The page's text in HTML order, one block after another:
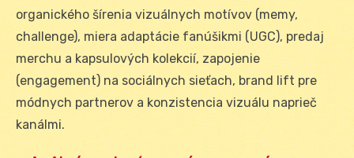
organického šírenia vizuálnych motívov (memy,
challenge), miera adaptácie fanúšikmi (UGC), predaj
merchu a kapsulových kolekcií, zapojenie
(engagement) na sociálnych sieťach, brand lift pre
módnych partnerov a konzistencia vizuálu naprieč
kanálmi.